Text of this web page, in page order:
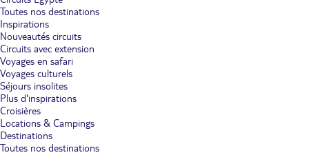
Toutes nos destinations
Inspirations
Nouveautés circuits
Circuits avec extension
Voyages en safari
Voyages culturels
Séjours insolites
Plus d'inspirations
Croisières
Locations & Campings
Destinations
Toutes nos destinations